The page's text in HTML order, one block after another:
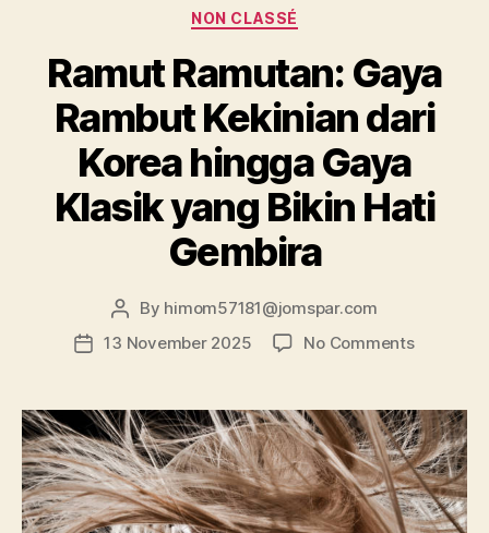
Categories
NON CLASSÉ
Ramut Ramutan: Gaya
Rambut Kekinian dari
Korea hingga Gaya
Klasik yang Bikin Hati
Gembira
Post
author
By himom57181@jomspar.com
Post13 November 2025 No Commentson
Gaya
Rambut
Kekinian
dari
Korea